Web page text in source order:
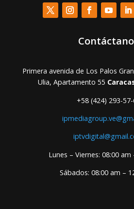
Primera avenida de Los Palos
Ulia, Apartamento 55
+58 (424) 293-
Lunes – Viernes: 08:00 am
Sábados: 08:00 am –